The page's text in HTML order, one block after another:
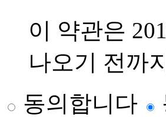
이 약관은
나오기 전까
동의합니다